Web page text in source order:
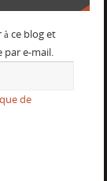
ce blog et
par e-mail.
de